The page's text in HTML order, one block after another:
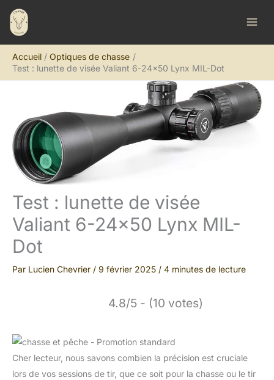
Aller
contenu
Accueil
Optiques de chasse
Test : lunette de visée Valiant 6-24×50 Lynx MIL-Dot
Test : lunette de visée
Valiant 6-24×50 Lynx MIL-
Dot
Par Lucien Chevrier / 9 février 2025 / 4 minutes de lecture
4.8/5 - (10 votes)
Cher lecteur, nous savons combien la précision est cruciale
lors de vos sessions de tir, que ce soit pour la chasse ou le tir
R
e
h
h
e
r